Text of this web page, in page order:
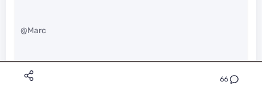
66
@Marc
perturbe :